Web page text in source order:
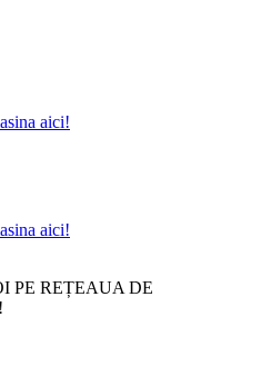
PE REȚEAUA DE